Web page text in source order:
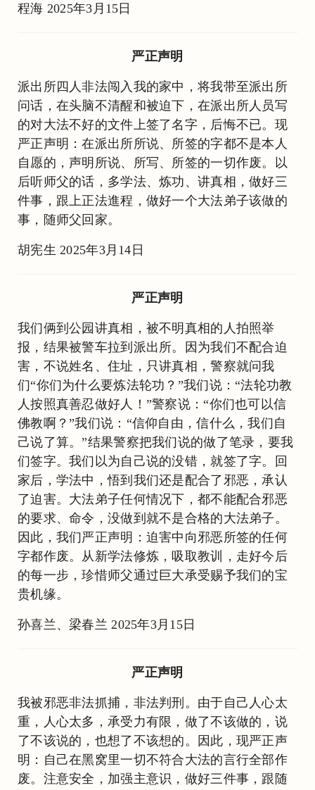
程海 2025年3月15日
严正声明
派出所四人非法闯入我的家中，将我带至派出所
问话，在头脑不清醒和被迫下，在派出所人员写
的对大法不好的文件上签了名字，后悔不已。现
严正声明：在派出所所说、所签的字都不是本人
自愿的，声明所说、所写、所签的一切作废。以
后听师父的话，多学法、炼功、讲真相，做好三
件事，跟上正法進程，做好一个大法弟子该做的
事，随师父回家。
胡宪生 2025年3月14日
严正声明
我们俩到公园讲真相，被不明真相的人拍照举
报，结果被警车拉到派出所。因为我们不配合迫
害，不说姓名、住址，只讲真相，警察就问我
们“你们为什么要炼法轮功？”我们说：“法轮功教
人按照真善忍做好人！”警察说：“你们也可以信
佛教啊？”我们说：“信仰自由，信什么，我们自
己说了算。”结果警察把我们说的做了笔录，要我
们签字。我们以为自己说的没错，就签了字。回
家后，学法中，悟到我们还是配合了邪恶，承认
了迫害。大法弟子任何情况下，都不能配合邪恶
的要求、命令，没做到就不是合格的大法弟子。
因此，我们严正声明：迫害中向邪恶所签的任何
字都作废。从新学法修炼，吸取教训，走好今后
的每一步，珍惜师父通过巨大承受赐予我们的宝
贵机缘。
孙喜兰、梁春兰 2025年3月15日
严正声明
我被邪恶非法抓捕，非法判刑。由于自己人心太
重，人心太多，承受力有限，做了不该做的，说
了不该说的，也想了不该想的。因此，现严正声
明：自己在黑窝里一切不符合大法的言行全部作
废。注意安全，加强主意识，做好三件事，跟随